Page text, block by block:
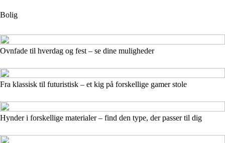
Bolig
Ovnfade til hverdag og fest – se dine muligheder
Fra klassisk til futuristisk – et kig på forskellige gamer stole
Hynder i forskellige materialer – find den type, der passer til dig